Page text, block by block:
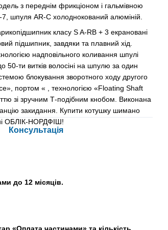
з переднім фрикціоном і гальмівною
шпуля AR-C холоднокований алюміній.
класу S A-RB + 3 екрановані
підшипник, завдяки та плавний хід.
надповільного коливання шпулі
ти витків волосіні на шпулю за один
блокування зворотного ходу другого
портом « , технологією «Floating Shaft
зі зручним Т-подібним кнобом. Виконана
закидання. Купити котушку шимано
ОБЛІК-НОРДФІШ!
Консультація
до 12 місяців.